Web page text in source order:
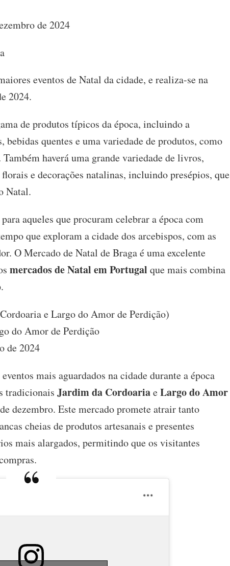
de 2024
eventos de Natal da cidade, e realiza-se na
2024.
de produtos típicos da época, incluindo a
quentes e uma variedade de produtos, como
haverá uma grande variedade de livros,
e decorações natalinas, incluindo presépios, que
Natal.
aqueles que procuram celebrar a época com
que exploram a cidade dos arcebispos, com as
O Mercado de Natal de Braga é uma excelente
mercados de Natal em Portugal que mais combina
e Largo do Amor de Perdição)
do Amor de Perdição
de 2024
mais aguardados na cidade durante a época
tradicionais Jardim da CordoariaeLargo do Amor
dezembro. Este mercado promete atrair tanto
cheias de produtos artesanais e presentes
mais alargados, permitindo que os visitantes